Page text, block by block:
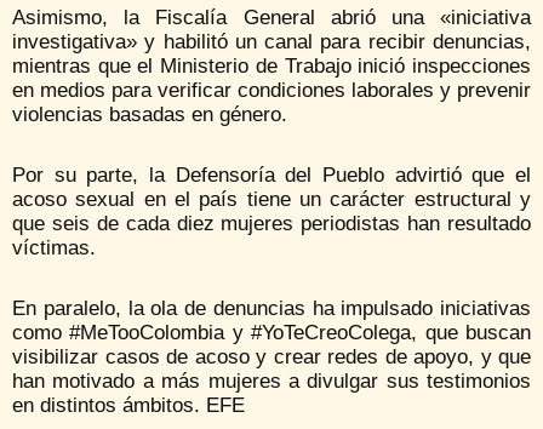
Asimismo, la Fiscalía General abrió una «iniciativa
investigativa» y habilitó un canal para recibir denuncias,
mientras que el Ministerio de Trabajo inició inspecciones
en medios para verificar condiciones laborales y prevenir
violencias basadas en género.
Por su parte, la Defensoría del Pueblo advirtió que el
acoso sexual en el país tiene un carácter estructural y
que seis de cada diez mujeres periodistas han resultado
víctimas.
En paralelo, la ola de denuncias ha impulsado iniciativas
como #MeTooColombia y #YoTeCreoColega, que buscan
visibilizar casos de acoso y crear redes de apoyo, y que
han motivado a más mujeres a divulgar sus testimonios
en distintos ámbitos. EFE